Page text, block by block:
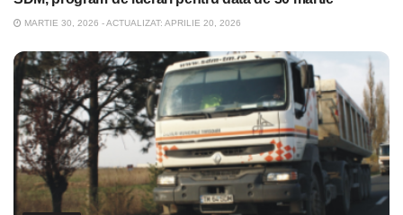
MARTIE 30, 2026 - ACTUALIZAT: APRILIE 20, 2026